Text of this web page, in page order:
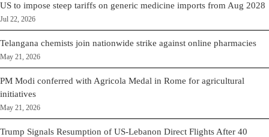
US to impose steep tariffs on generic medicine imports from Aug 2028
Jul 22, 2026
Telangana chemists join nationwide strike against online pharmacies
May 21, 2026
PM Modi conferred with Agricola Medal in Rome for agricultural
initiatives
May 21, 2026
Trump Signals Resumption of US-Lebanon Direct Flights After 40